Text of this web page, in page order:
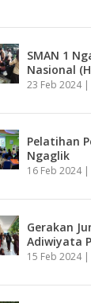
SMAN 1
Nasional
23 Feb 2024|
Pelatihan
Ngaglik
16 Feb 2024|
Gerakan
Adiwiyata
15 Feb 2024|